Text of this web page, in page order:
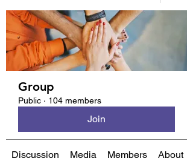
Group
Public · 104 members
Join
Discussion Media Members About